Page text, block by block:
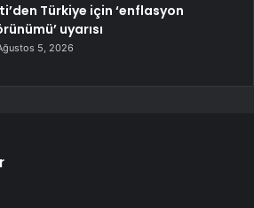
Türkiye için ‘enflasyon
uyarısı
5, 2026